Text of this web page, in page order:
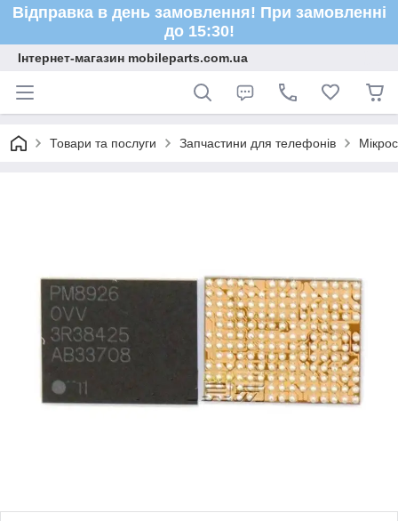
Відправка в день замовлення! При замовленні
до 15:30!
Інтернет-магазин mobileparts.com.ua
Товари та послуги Запчастини для телефонів